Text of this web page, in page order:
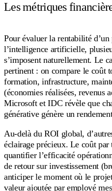
Les métriques
Pour évaluer la rentabilité
l’intelligence artificielle,
s’imposent naturellement. Le
pertinent : on compare le coût
formation, infrastructure,
(économies réalisées, revenus
Microsoft et IDC révèle que
générative génère un
Au-delà du ROI global,
éclairage précieux. Le coût par
quantifier l’efficacité
de retour sur investissement
anticiper le moment où le
valeur ajoutée par employé